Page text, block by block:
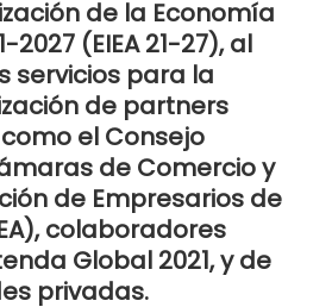
de la Economía
2027 (EIEA 21-27), al
servicios para la
de partners
el Consejo
de Comercio y
de Empresarios de
colaboradores
Global 2021, y de
privadas.